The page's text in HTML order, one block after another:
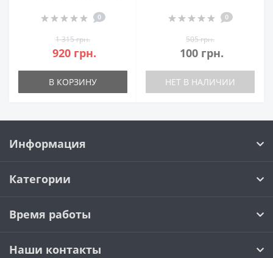
0
1 315 грн.
920 грн.
В КОРЗИНУ
0
505 грн.
100 грн.
НЕТ В НАЛИЧИИ
Информация
Категории
Время работы
Наши контакты